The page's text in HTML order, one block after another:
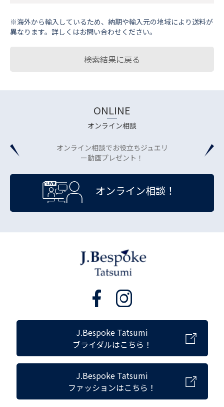
※海外から輸⼊しているため、納期や輸⼊元の地域により送料が
異なります。詳しくはお問い合わせください。
検索結果に戻る
ONLINE
オンライン相談
オンライン相談でお役立ちジュエリ
ー動画プレゼント！
オンライン相談！
J.Bespoke Tatsumi
ブライダルはこちら！
J.Bespoke Tatsumi
ファッションはこちら！